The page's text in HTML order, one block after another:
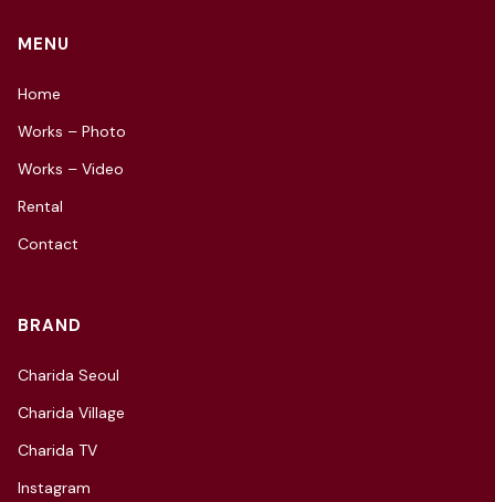
MENU
Home
Works – Photo
Works – Video
Rental
Contact
BRAND
Charida Seoul
Charida Village
Charida TV
Instagram